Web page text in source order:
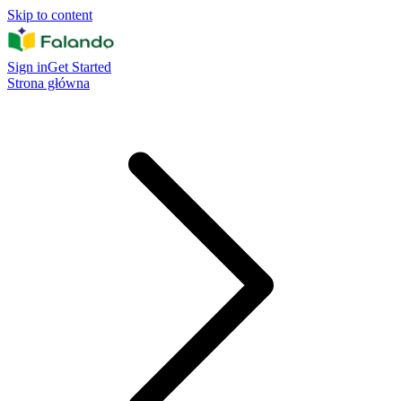
Skip to content
Sign inGet Started
Strona główna